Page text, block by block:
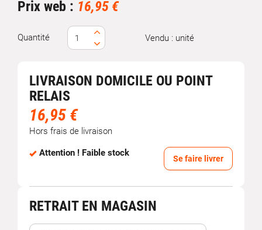
Prix web : 16,95 €
Quantité Vendu : unité
LIVRAISON DOMICILE OU POINT
RELAIS
16,95 €
Hors frais de livraison
Attention ! Faible stock
Se faire livrer
RETRAIT EN MAGASIN